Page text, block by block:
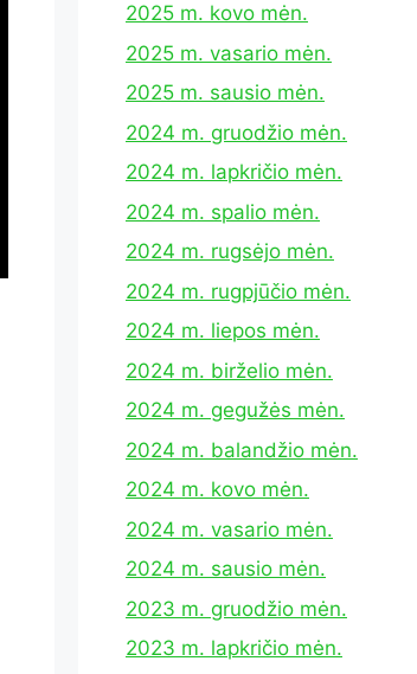
2025 m. kovo mėn.
2025 m. vasario mėn.
2025 m. sausio mėn.
2024 m. gruodžio mėn.
2024 m. lapkričio mėn.
2024 m. spalio mėn.
2024 m. rugsėjo mėn.
2024 m. rugpjūčio mėn.
2024 m. liepos mėn.
2024 m. birželio mėn.
2024 m. gegužės mėn.
2024 m. balandžio mėn.
2024 m. kovo mėn.
2024 m. vasario mėn.
2024 m. sausio mėn.
2023 m. gruodžio mėn.
2023 m. lapkričio mėn.